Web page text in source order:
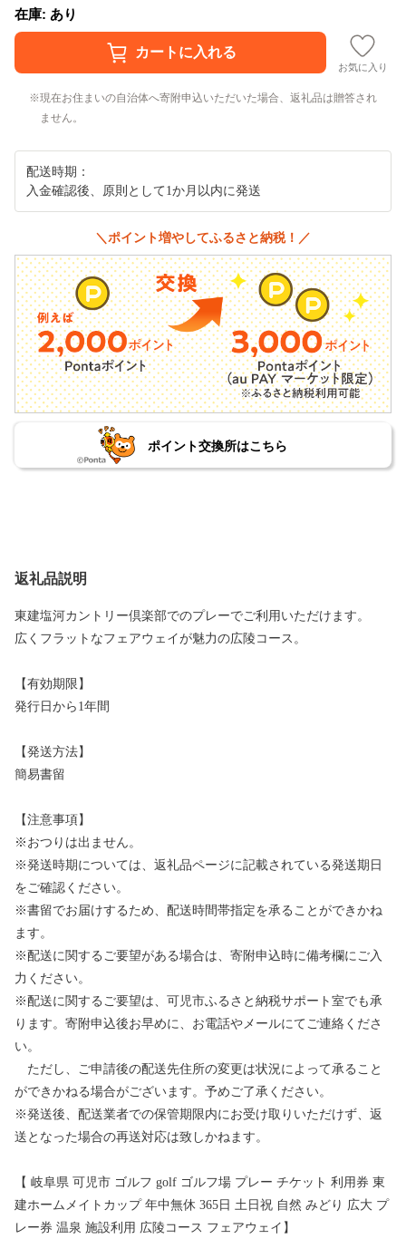
在庫: あり
お気に入り
現在お住まいの自治体へ寄附申込いただいた場合、返礼品は贈答され
ません。
配送時期：
入金確認後、原則として1か月以内に発送
＼ポイント増やしてふるさと納税！／
ポイント交換所はこちら
返礼品説明
東建塩河カントリー倶楽部でのプレーでご利用いただけます。
広くフラットなフェアウェイが魅力の広陵コース。
【有効期限】
発行日から1年間
【発送方法】
簡易書留
【注意事項】
※おつりは出ません。
※発送時期については、返礼品ページに記載されている発送期日
をご確認ください。
※書留でお届けするため、配送時間帯指定を承ることができかね
ます。
※配送に関するご要望がある場合は、寄附申込時に備考欄にご入
力ください。
※配送に関するご要望は、可児市ふるさと納税サポート室でも承
ります。寄附申込後お早めに、お電話やメールにてご連絡くださ
い。
ただし、ご申請後の配送先住所の変更は状況によって承ること
ができかねる場合がございます。予めご了承ください。
※発送後、配送業者での保管期限内にお受け取りいただけず、返
送となった場合の再送対応は致しかねます。
【 岐阜県 可児市 ゴルフ golf ゴルフ場 プレー チケット 利用券 東
建ホームメイトカップ 年中無休 365日 土日祝 自然 みどり 広大 プ
レー券 温泉 施設利用 広陵コース フェアウェイ】